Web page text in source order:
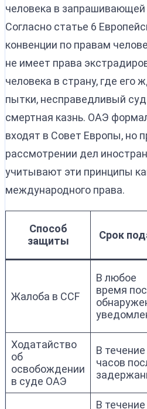
человека в запрашивающей
Согласно статье 6
конвенции по правам
не имеет права
человека в страну, где его
пытки, несправедливый
смертная казнь. ОАЭ
входят в Совет Европы, но
рассмотрении дел
учитывают эти принципы
международного права.
Способ
защиты
Срок
Жалоба в CCF
В любое
время
Ходатайство
об
освобождении
в суде ОАЭ
В течение
часов
В течение